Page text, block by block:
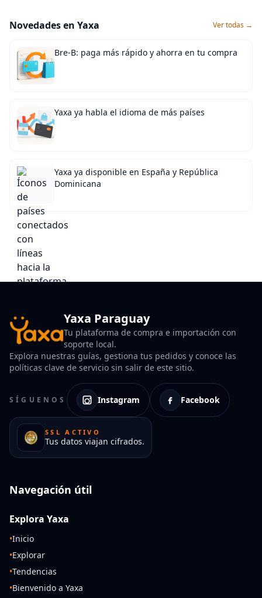
Novedades en Yaxa Ver todas →
Bre-B: paga más rápido y ahorra en tu compra
Yaxa ya habla el idioma de más países
Yaxa ya disponible en España y República
Dominicana
Yaxa Paraguay
Tu plataforma de compra e importación con
soporte local.
Explora nuestras guías, gestiona tus pedidos y conoce las
políticas clave de servicio sin salir de este sitio.
SÍGUENOS Instagram Facebook
SSL ACTIVO
Tus datos viajan cifrados.
Navegación útil
Explora Yaxa
•Inicio
•Explorar
•Tendencias
•Bienvenido a Yaxa